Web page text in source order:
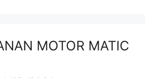
MOTOR MATIC